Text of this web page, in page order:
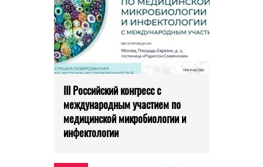
III Российский конгресс с
международным участием по
медицинской микробиологии и
инфектологии